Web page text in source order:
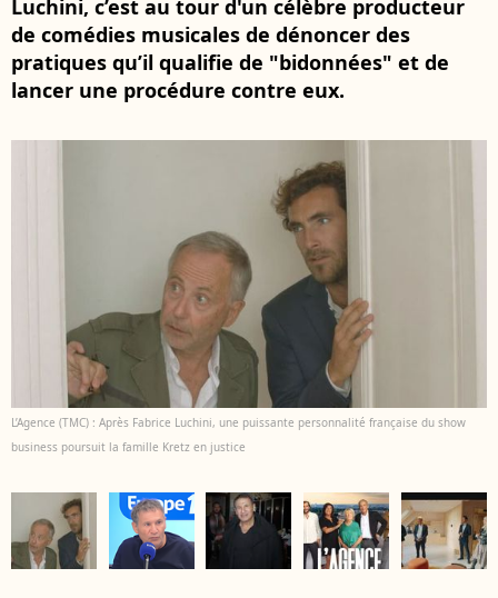
Luchini, c’est au tour d'un célèbre producteur
de comédies musicales de dénoncer des
pratiques qu’il qualifie de "bidonnées" et de
lancer une procédure contre eux.
L’Agence (TMC) : Après Fabrice Luchini, une puissante personnalité française du show
business poursuit la famille Kretz en justice